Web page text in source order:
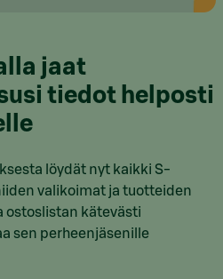
jaat
tiedot helposti
löydät nyt kaikki S-
valikoimat ja tuotteiden
ostoslistan kätevästi
sen perheenjäsenille